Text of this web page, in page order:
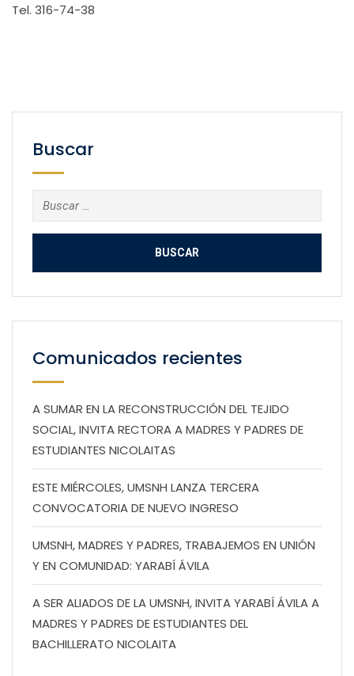
Tel. 316-74-38
Buscar
Buscar:
Comunicados recientes
A SUMAR EN LA RECONSTRUCCIÓN DEL TEJIDO
SOCIAL, INVITA RECTORA A MADRES Y PADRES DE
ESTUDIANTES NICOLAITAS
ESTE MIÉRCOLES, UMSNH LANZA TERCERA
CONVOCATORIA DE NUEVO INGRESO
UMSNH, MADRES Y PADRES, TRABAJEMOS EN UNIÓN
Y EN COMUNIDAD: YARABÍ ÁVILA
A SER ALIADOS DE LA UMSNH, INVITA YARABÍ ÁVILA A
MADRES Y PADRES DE ESTUDIANTES DEL
BACHILLERATO NICOLAITA